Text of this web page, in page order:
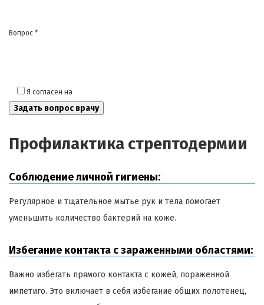
Вопрос *
Я согласен на
Профилактика стрептодермии
Соблюдение личной гигиены:
Регулярное и тщательное мытье рук и тела помогает
уменьшить количество бактерий на коже.
Избегание контакта с зараженными областями:
Важно избегать прямого контакта с кожей, пораженной
импетиго. Это включает в себя избегание общих полотенец,